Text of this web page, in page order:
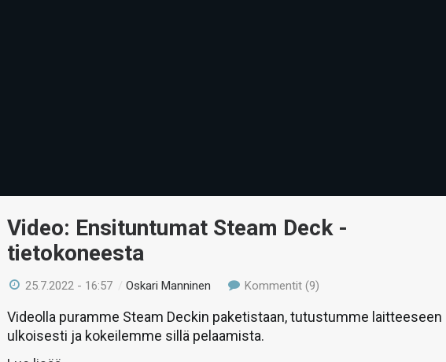
Video: Ensituntumat Steam Deck -
tietokoneesta
25.7.2022 - 16:57 /Oskari Manninen Kommentit (9)
Videolla puramme Steam Deckin paketistaan, tutustumme laitteeseen
ulkoisesti ja kokeilemme sillä pelaamista.